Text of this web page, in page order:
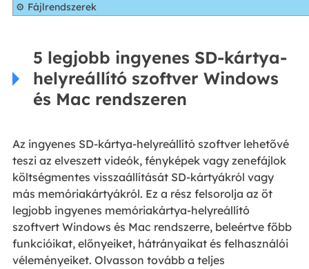
⚙ Fájlrendszerek
5 legjobb ingyenes SD-kártya-
helyreállító szoftver Windows
és Mac rendszeren
Az ingyenes SD-kártya-helyreállító szoftver lehetővé
teszi az elveszett videók, fényképek vagy zenefájlok
költségmentes visszaállítását SD-kártyákról vagy
más memóriakártyákról. Ez a rész felsorolja az öt
legjobb ingyenes memóriakártya-helyreállító
szoftvert Windows és Mac rendszerre, beleértve főbb
funkcióikat, előnyeiket, hátrányaikat és felhasználói
véleményeiket. Olvasson tovább a teljes